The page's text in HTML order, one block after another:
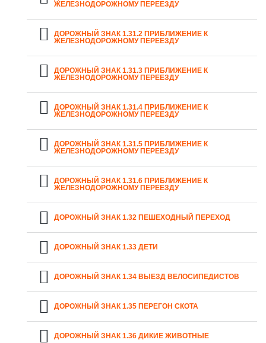
ЖЕЛЕЗНОДОРОЖНОМУ ПЕРЕЕЗДУ
ДОРОЖНЫЙ ЗНАК 1.31.2 ПРИБЛИЖЕНИЕ К
ЖЕЛЕЗНОДОРОЖНОМУ ПЕРЕЕЗДУ
ДОРОЖНЫЙ ЗНАК 1.31.3 ПРИБЛИЖЕНИЕ К
ЖЕЛЕЗНОДОРОЖНОМУ ПЕРЕЕЗДУ
ДОРОЖНЫЙ ЗНАК 1.31.4 ПРИБЛИЖЕНИЕ К
ЖЕЛЕЗНОДОРОЖНОМУ ПЕРЕЕЗДУ
ДОРОЖНЫЙ ЗНАК 1.31.5 ПРИБЛИЖЕНИЕ К
ЖЕЛЕЗНОДОРОЖНОМУ ПЕРЕЕЗДУ
ДОРОЖНЫЙ ЗНАК 1.31.6 ПРИБЛИЖЕНИЕ К
ЖЕЛЕЗНОДОРОЖНОМУ ПЕРЕЕЗДУ
ДОРОЖНЫЙ ЗНАК 1.32 ПЕШЕХОДНЫЙ ПЕРЕХОД
ДОРОЖНЫЙ ЗНАК 1.33 ДЕТИ
ДОРОЖНЫЙ ЗНАК 1.34 ВЫЕЗД ВЕЛОСИПЕДИСТОВ
ДОРОЖНЫЙ ЗНАК 1.35 ПЕРЕГОН СКОТА
ДОРОЖНЫЙ ЗНАК 1.36 ДИКИЕ ЖИВОТНЫЕ